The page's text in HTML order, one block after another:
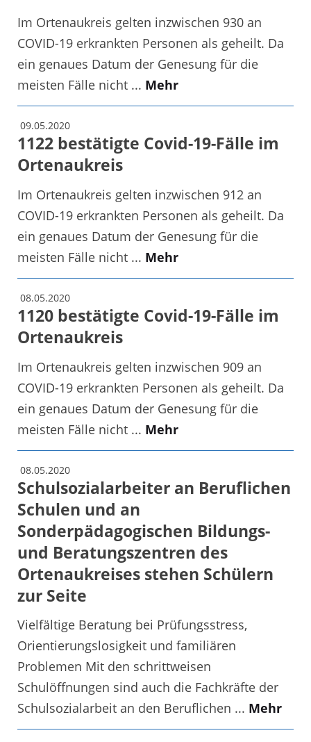
Im Ortenaukreis gelten inzwischen 930 an
COVID-19 erkrankten Personen als geheilt. Da
ein genaues Datum der Genesung für die
meisten Fälle nicht ... Mehr
09.05.2020
1122 bestätigte Covid-19-Fälle im
Ortenaukreis
Im Ortenaukreis gelten inzwischen 912 an
COVID-19 erkrankten Personen als geheilt. Da
ein genaues Datum der Genesung für die
meisten Fälle nicht ... Mehr
08.05.2020
1120 bestätigte Covid-19-Fälle im
Ortenaukreis
Im Ortenaukreis gelten inzwischen 909 an
COVID-19 erkrankten Personen als geheilt. Da
ein genaues Datum der Genesung für die
meisten Fälle nicht ... Mehr
08.05.2020
Schulsozialarbeiter an Beruflichen
Schulen und an
Sonderpädagogischen Bildungs-
und Beratungszentren des
Ortenaukreises stehen Schülern
zur Seite
Vielfältige Beratung bei Prüfungsstress,
Orientierungslosigkeit und familiären
Problemen Mit den schrittweisen
Schulöffnungen sind auch die Fachkräfte der
Schulsozialarbeit an den Beruflichen ... Mehr